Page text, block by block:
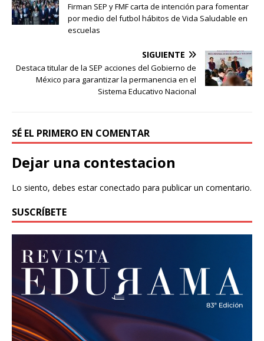
Firman SEP y FMF carta de intención para fomentar
por medio del futbol hábitos de Vida Saludable en
escuelas
SIGUIENTE
Destaca titular de la SEP acciones del Gobierno de
México para garantizar la permanencia en el
Sistema Educativo Nacional
SÉ EL PRIMERO EN COMENTAR
Dejar una contestacion
Lo siento, debes estarconectado para publicar un comentario.
SUSCRÍBETE